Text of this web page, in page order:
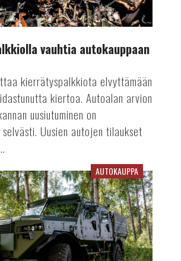
vauhtia autokauppaan
kierrätyspalkkiota elvyttämään
kiertoa. Autoalan arvion
uusiutuminen on
selvästi. Uusien autojen tilaukset
AUTOKAUPPA